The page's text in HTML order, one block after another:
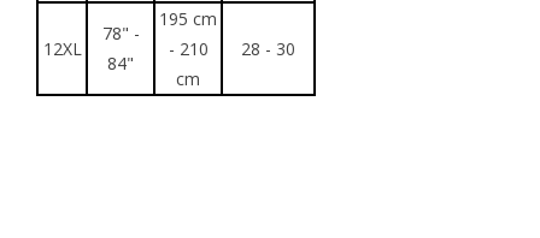
12XL
78" -
84"
195 cm
- 210
cm
28 - 30